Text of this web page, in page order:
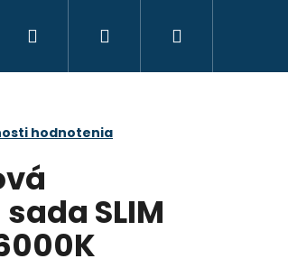
Xenónové
Hľadať Prihlásenie
hodnotenia
SLIM